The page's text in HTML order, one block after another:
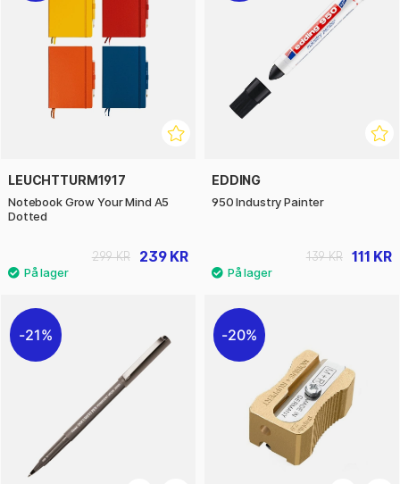
LEUCHTTURM1917
Notebook Grow Your Mind A5
Dotted
239 KR
299 KR
EDDING
950 Industry Painter
111 KR
139 KR
21% 20%